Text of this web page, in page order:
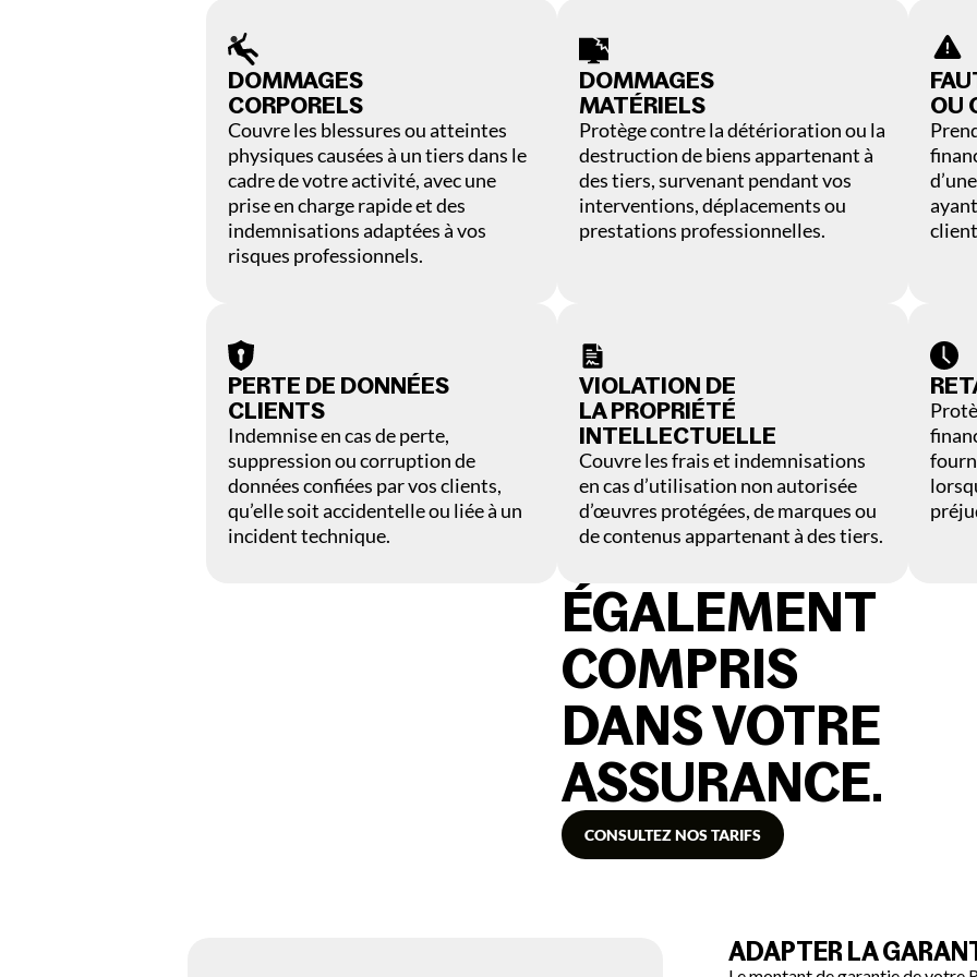
DOMMAGES
CORPORELS
Couvre les blessures ou atteintes
physiques causées à un tiers dans le
cadre de votre activité, avec une
prise en charge rapide et des
indemnisations adaptées à vos
risques professionnels.
DOMMAGES
MATÉRIELS
Protège contre la détérioration ou la
destruction de biens appartenant à
des tiers, survenant pendant vos
interventions, déplacements ou
prestations professionnelles.
OU
PERTE DE DONNÉES
CLIENTS
Indemnise en cas de perte,
suppression ou corruption de
données confiées par vos clients,
qu’elle soit accidentelle ou liée à un
incident technique.
VIOLATION DE
LA PROPRIÉTÉ
INTELLECTUELLE
Couvre les frais et indemnisations
en cas d’utilisation non autorisée
d’œuvres protégées, de marques ou
de contenus appartenant à des tiers.
ÉGALEMENT
COMPRIS
DANS VOTRE
ASSURANCE.
CONSULTEZ NOS TARIFS
gratuite
votre
ADAPTER LA